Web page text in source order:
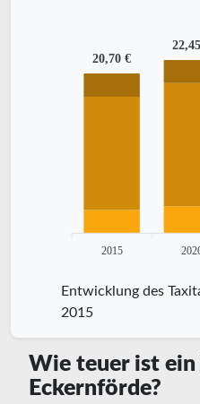
20,70 €
2015
Entwicklung des
2015
Wie teuer ist ein
Eckernförde?